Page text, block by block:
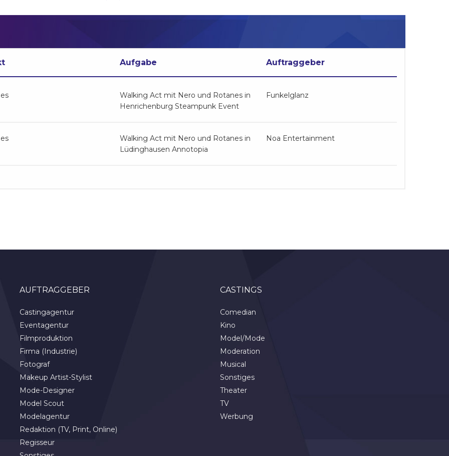
Aufgabe Auftraggeber
Walking Act mit Nero und Rotanes in
Henrichenburg Steampunk Event
Funkelglanz
Walking Act mit Nero und Rotanes in
Lüdinghausen Annotopia
Noa Entertainment
AUFTRAGGEBER
Castingagentur
Eventagentur
Filmproduktion
Firma (Industrie)
Fotograf
Makeup Artist-Stylist
Mode-Designer
Model Scout
Modelagentur
Redaktion (TV, Print, Online)
Regisseur
CASTINGS
Comedian
Kino
Model/Mode
Moderation
Musical
Sonstiges
Theater
TV
Werbung